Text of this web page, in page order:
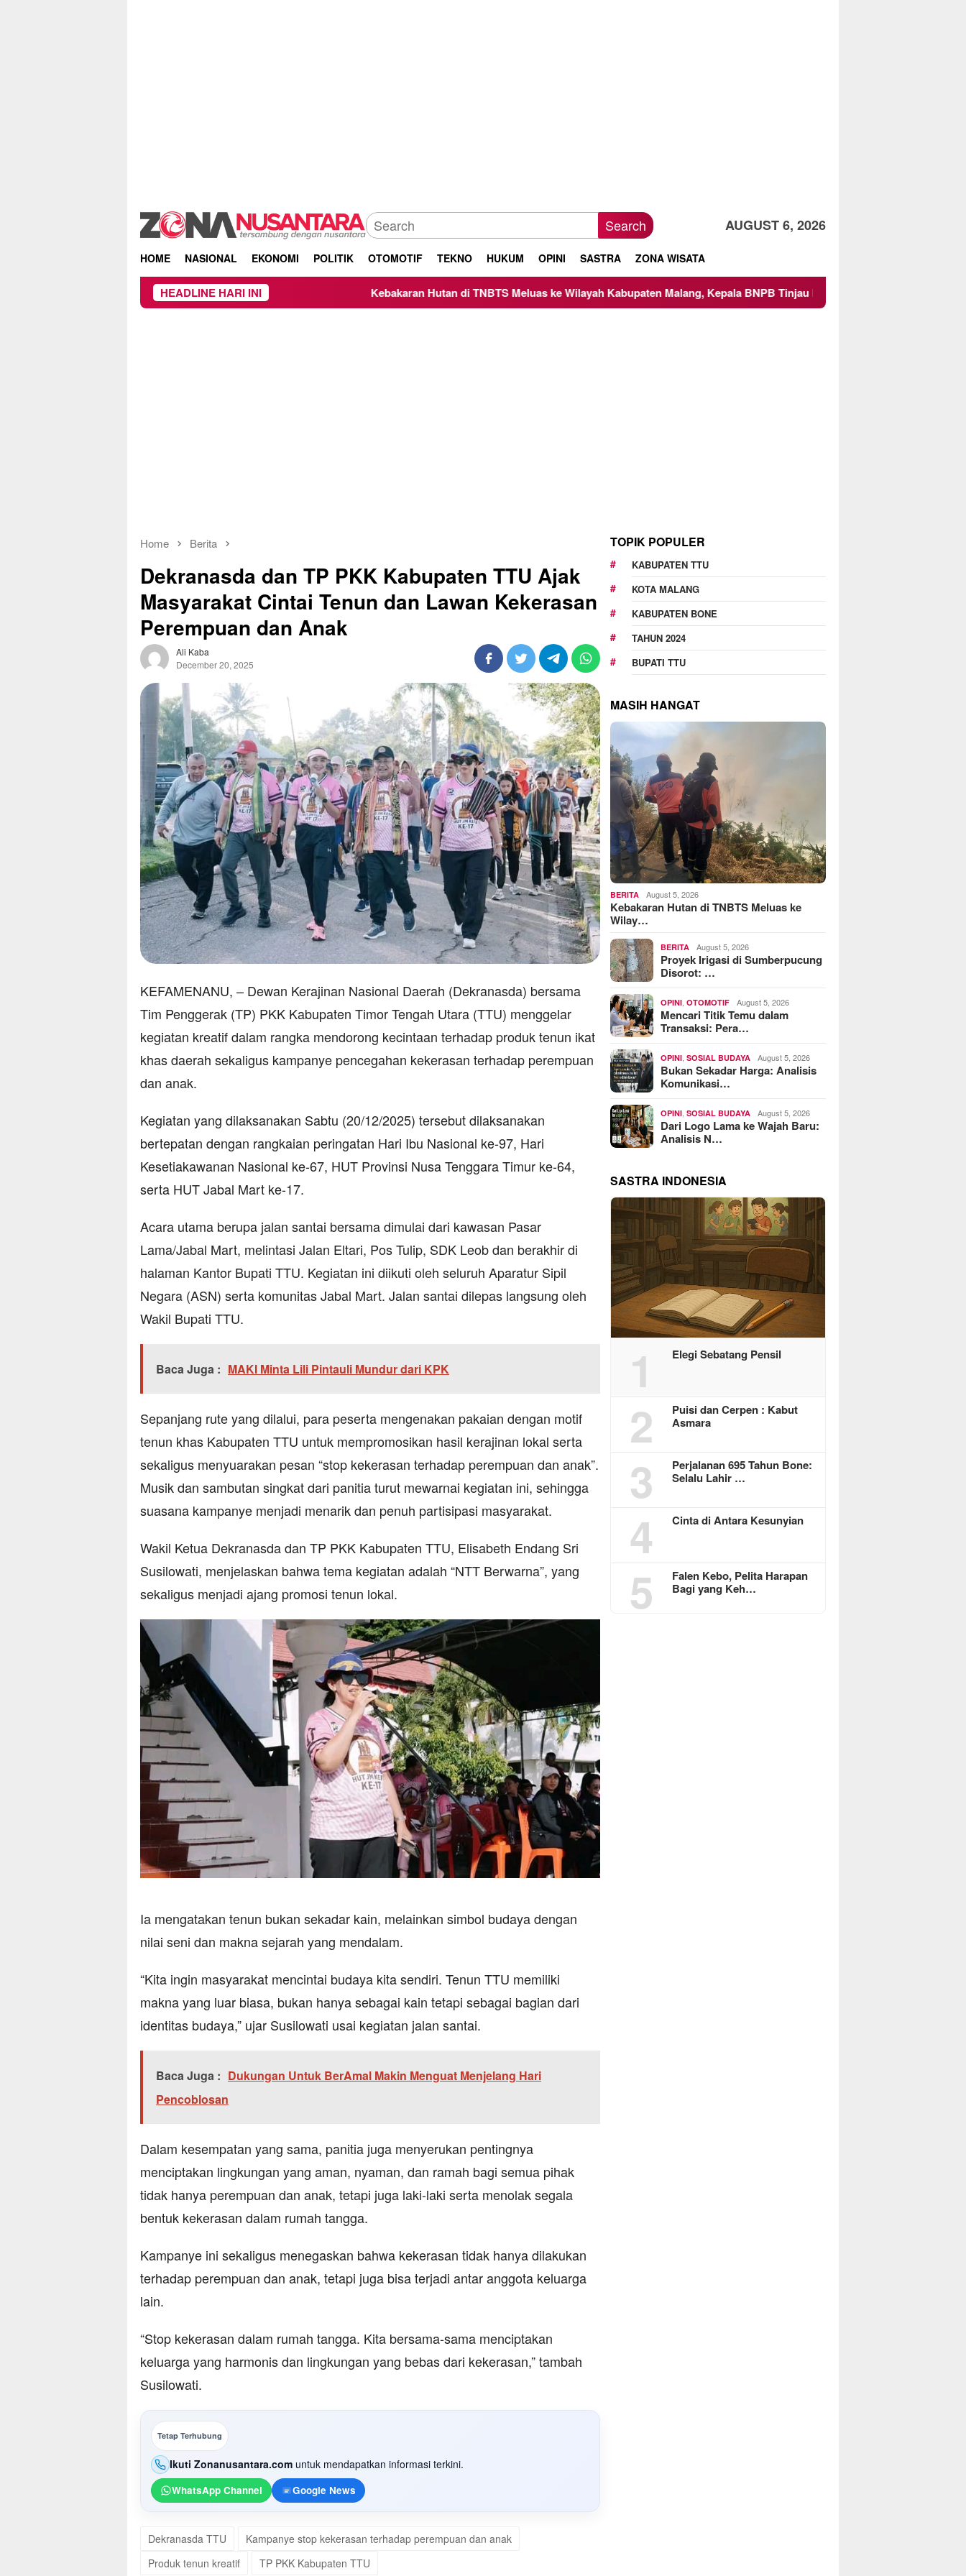
Search AUGUST 6, 2026
HOME NASIONAL EKONOMI POLITIK OTOMOTIF TEKNO HUKUM OPINI SASTRA ZONA WISATA
HEADLINE HARI INIKebakaran Hutan di TNBTS Meluas ke Wilayah Kabupaten Malang, Kepala BNPB Tinjau Langsung Lokasi
Home Berita
Dekranasda dan TP PKK Kabupaten TTU Ajak
Masyarakat Cintai Tenun dan Lawan Kekerasan
Perempuan dan Anak
Ali Kaba
December 20, 2025
KEFAMENANU, – Dewan Kerajinan Nasional Daerah (Dekranasda) bersama
Tim Penggerak (TP) PKK Kabupaten Timor Tengah Utara (TTU) menggelar
kegiatan kreatif dalam rangka mendorong kecintaan terhadap produk tenun ikat
khas daerah sekaligus kampanye pencegahan kekerasan terhadap perempuan
dan anak.
Kegiatan yang dilaksanakan Sabtu (20/12/2025) tersebut dilaksanakan
bertepatan dengan rangkaian peringatan Hari Ibu Nasional ke-97, Hari
Kesetiakawanan Nasional ke-67, HUT Provinsi Nusa Tenggara Timur ke-64,
serta HUT Jabal Mart ke-17.
Acara utama berupa jalan santai bersama dimulai dari kawasan Pasar
Lama/Jabal Mart, melintasi Jalan Eltari, Pos Tulip, SDK Leob dan berakhir di
halaman Kantor Bupati TTU. Kegiatan ini diikuti oleh seluruh Aparatur Sipil
Negara (ASN) serta komunitas Jabal Mart. Jalan santai dilepas langsung oleh
Wakil Bupati TTU.
Baca Juga : MAKI Minta Lili Pintauli Mundur dari KPK
Sepanjang rute yang dilalui, para peserta mengenakan pakaian dengan motif
tenun khas Kabupaten TTU untuk mempromosikan hasil kerajinan lokal serta
sekaligus menyuarakan pesan “stop kekerasan terhadap perempuan dan anak”.
Musik dan sambutan singkat dari panitia turut mewarnai kegiatan ini, sehingga
suasana kampanye menjadi menarik dan penuh partisipasi masyarakat.
Wakil Ketua Dekranasda dan TP PKK Kabupaten TTU, Elisabeth Endang Sri
Susilowati, menjelaskan bahwa tema kegiatan adalah “NTT Berwarna”, yang
sekaligus menjadi ajang promosi tenun lokal.
Ia mengatakan tenun bukan sekadar kain, melainkan simbol budaya dengan
nilai seni dan makna sejarah yang mendalam.
“Kita ingin masyarakat mencintai budaya kita sendiri. Tenun TTU memiliki
makna yang luar biasa, bukan hanya sebagai kain tetapi sebagai bagian dari
identitas budaya,” ujar Susilowati usai kegiatan jalan santai.
Baca Juga : Dukungan Untuk BerAmal Makin Menguat Menjelang Hari
Pencoblosan
Dalam kesempatan yang sama, panitia juga menyerukan pentingnya
menciptakan lingkungan yang aman, nyaman, dan ramah bagi semua pihak
tidak hanya perempuan dan anak, tetapi juga laki-laki serta menolak segala
bentuk kekerasan dalam rumah tangga.
Kampanye ini sekaligus menegaskan bahwa kekerasan tidak hanya dilakukan
terhadap perempuan dan anak, tetapi juga bisa terjadi antar anggota keluarga
lain.
“Stop kekerasan dalam rumah tangga. Kita bersama-sama menciptakan
keluarga yang harmonis dan lingkungan yang bebas dari kekerasan,” tambah
Susilowati.
Tetap Terhubung
Ikuti Zonanusantara.com untuk mendapatkan informasi terkini.
WhatsApp Channel Google News
Dekranasda TTU
Kampanye stop kekerasan terhadap perempuan dan anak
Produk tenun kreatif
TP PKK Kabupaten TTU
TOPIK POPULER
KABUPATEN TTU
KOTA MALANG
KABUPATEN BONE
TAHUN 2024
BUPATI TTU
MASIH HANGAT
BERITA August 5, 2026
Kebakaran Hutan di TNBTS Meluas ke
Wilay…
BERITA August 5, 2026
Proyek Irigasi di Sumberpucung
Disorot: …
OPINI ,OTOMOTIF August 5, 2026
Mencari Titik Temu dalam
Transaksi: Pera…
OPINI ,SOSIAL BUDAYA August 5, 2026
Bukan Sekadar Harga: Analisis
Komunikasi…
OPINI ,SOSIAL BUDAYA August 5, 2026
Dari Logo Lama ke Wajah Baru:
Analisis N…
SASTRA INDONESIA
1 Elegi Sebatang Pensil
2
Puisi dan Cerpen : Kabut
Asmara
3
Perjalanan 695 Tahun Bone:
Selalu Lahir …
4 Cinta di Antara Kesunyian
5
Falen Kebo, Pelita Harapan
Bagi yang Keh…